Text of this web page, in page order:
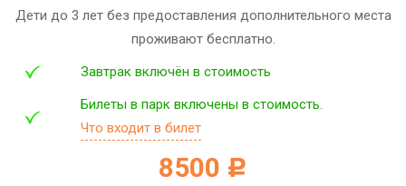
Дети до 3 лет без предоставления дополнительного места
проживают бесплатно.
Завтрак включён в стоимость
Билеты в парк включены в стоимость.
Что входит в билет
8500 c